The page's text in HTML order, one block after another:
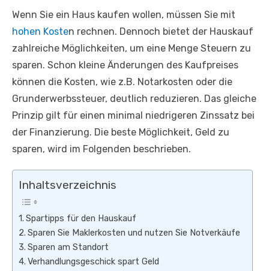
Wenn Sie ein Haus kaufen wollen, müssen Sie mit
hohen Kosten rechnen. Dennoch bietet der Hauskauf
zahlreiche Möglichkeiten, um eine Menge Steuern zu
sparen. Schon kleine Änderungen des Kaufpreises
können die Kosten, wie z.B. Notarkosten oder die
Grunderwerbssteuer, deutlich reduzieren. Das gleiche
Prinzip gilt für einen minimal niedrigeren Zinssatz bei
der Finanzierung. Die beste Möglichkeit, Geld zu
sparen, wird im Folgenden beschrieben.
Inhaltsverzeichnis
Spartipps für den Hauskauf
Sparen Sie Maklerkosten und nutzen Sie Notverkäufe
Sparen am Standort
Verhandlungsgeschick spart Geld